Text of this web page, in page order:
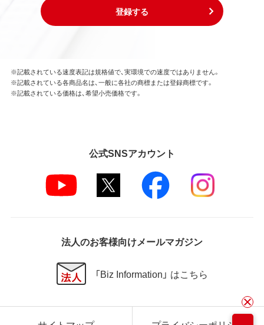
登録する
※記載されている速度表記は規格値で、実環境での速度ではありません。
※記載されている各商品名は、一般に各社の商標または登録商標です。
※記載されている価格は、希望小売価格です。
公式SNSアカウント
法人のお客様向けメールマガジン
「Biz Information」 はこちら